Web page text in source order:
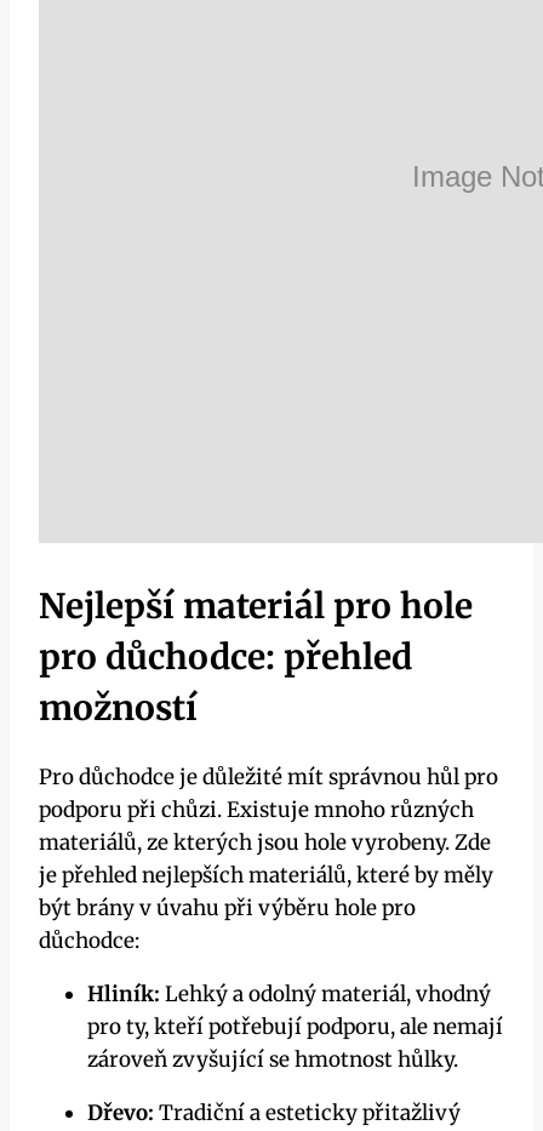
Nejlepší materiál pro hole
pro důchodce: přehled
možností
Pro důchodce je důležité mít správnou hůl pro
podporu při chůzi. Existuje mnoho různých
materiálů, ze kterých jsou hole vyrobeny. Zde
je přehled nejlepších materiálů, které by měly
být brány v úvahu při výběru hole pro
důchodce:
Hliník: Lehký a odolný materiál, vhodný
pro ty, kteří potřebují podporu, ale nemají
zároveň zvyšující se hmotnost hůlky.
Dřevo: Tradiční a esteticky přitažlivý